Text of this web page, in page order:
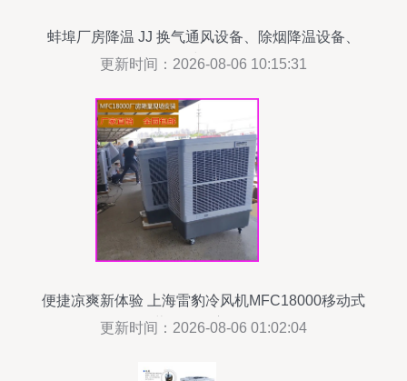
蚌埠厂房降温 JJ 换气通风设备、除烟降温设备、
环保空调价格
更新时间：2026-08-06 10:15:31
便捷凉爽新体验 上海雷豹冷风机MFC18000移动式
蒸发冷风扇评测
更新时间：2026-08-06 01:02:04